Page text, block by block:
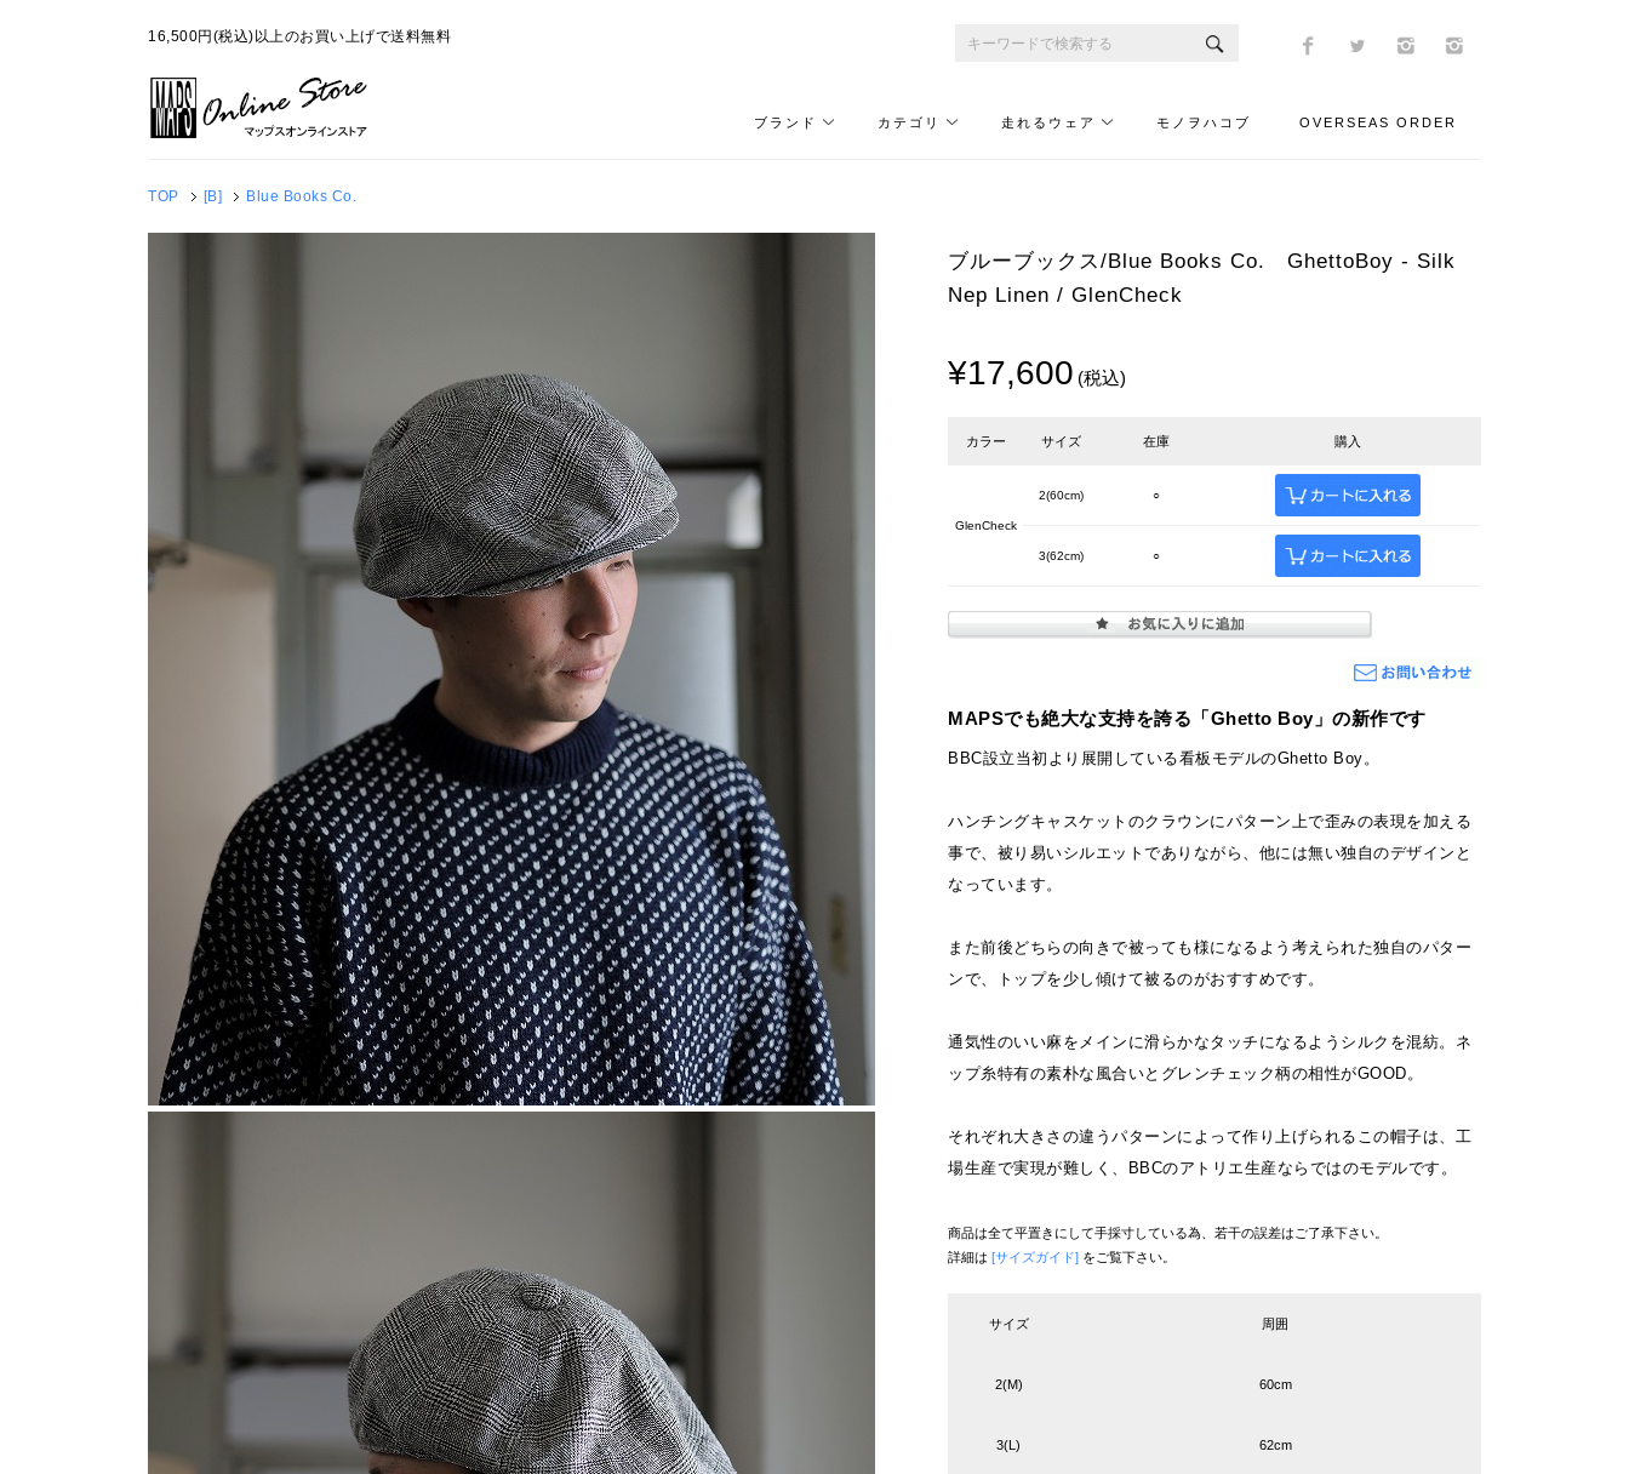
16,500円(税込)以上のお買い上げで送料無料
ブランド カテゴリ 走れるウェア モノヲハコブ OVERSEAS ORDER
TOP [B] Blue Books Co.
ブルーブックス/Blue Books Co. GhettoBoy - Silk
Nep Linen / GlenCheck
¥17,600 (税込)
カラー サイズ 在庫 購入
GlenCheck
2(60cm) ○
3(62cm) ○
MAPSでも絶大な支持を誇る「Ghetto Boy」の新作です
BBC設立当初より展開している看板モデルのGhetto Boy。
ハンチングキャスケットのクラウンにパターン上で歪みの表現を加える
事で、被り易いシルエットでありながら、他には無い独自のデザインと
なっています。
また前後どちらの向きで被っても様になるよう考えられた独自のパター
ンで、トップを少し傾けて被るのがおすすめです。
通気性のいい麻をメインに滑らかなタッチになるようシルクを混紡。ネ
ップ糸特有の素朴な風合いとグレンチェック柄の相性がGOOD。
それぞれ大きさの違うパターンによって作り上げられるこの帽子は、工
場生産で実現が難しく、BBCのアトリエ生産ならではのモデルです。
商品は全て平置きにして手採寸している為、若干の誤差はご了承下さい。
詳細は [サイズガイド] をご覧下さい。
サイズ 周囲
2(M) 60cm
3(L) 62cm